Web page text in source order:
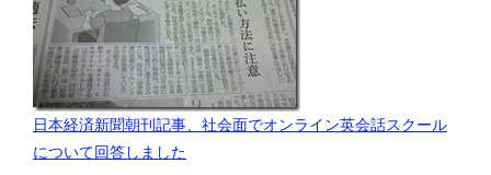
日本経済新聞朝刊記事、社会面でオンライン英会話スクール
について回答しました